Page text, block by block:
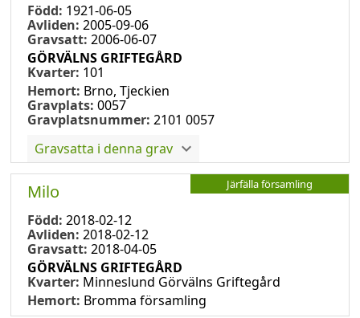
Född: 1921-06-05
Avliden: 2005-09-06
Gravsatt: 2006-06-07
GÖRVÄLNS GRIFTEGÅRD
Kvarter: 101
Hemort: Brno, Tjeckien
Gravplats: 0057
Gravplatsnummer: 2101 0057
Gravsatta i denna grav
Järfälla församling
Milo
Född: 2018-02-12
Avliden: 2018-02-12
Gravsatt: 2018-04-05
GÖRVÄLNS GRIFTEGÅRD
Kvarter: Minneslund Görvälns Griftegård
Hemort: Bromma församling